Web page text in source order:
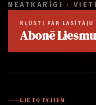
NEATKARĪGI ·
KĻŪSTI PAR LASĪTĀJU
Abonē Liesmu
LIETOTĀJIEM